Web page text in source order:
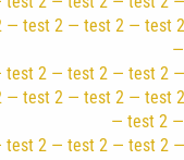
test 2 — test 2 —
test 2 — test 2 — test
test 2 — test 2 —
— test 2
test 2 — test 2 — test